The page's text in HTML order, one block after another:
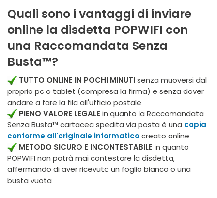
Quali sono i vantaggi di inviare
online la disdetta POPWIFI con
una Raccomandata Senza
Busta™?
TUTTO ONLINE IN POCHI MINUTIsenza muoversi dal
proprio pc o tablet (compresa la firma) e senza dover
andare a fare la fila all'ufficio postale
PIENO VALORE LEGALE in quanto la Raccomandata
Senza Busta™ cartacea spedita via posta è una copia
conforme all'originale informaticocreato online
METODO SICURO E INCONTESTABILE in quanto
POPWIFI non potrà mai contestare la disdetta,
affermando di aver ricevuto un foglio bianco o una
busta vuota